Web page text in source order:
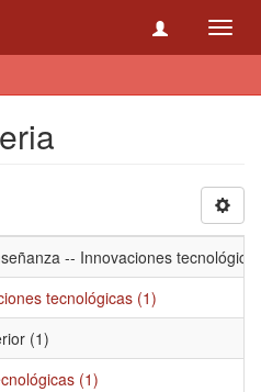
-- Innovaciones
tecnológicas (1)
(1)
(1)